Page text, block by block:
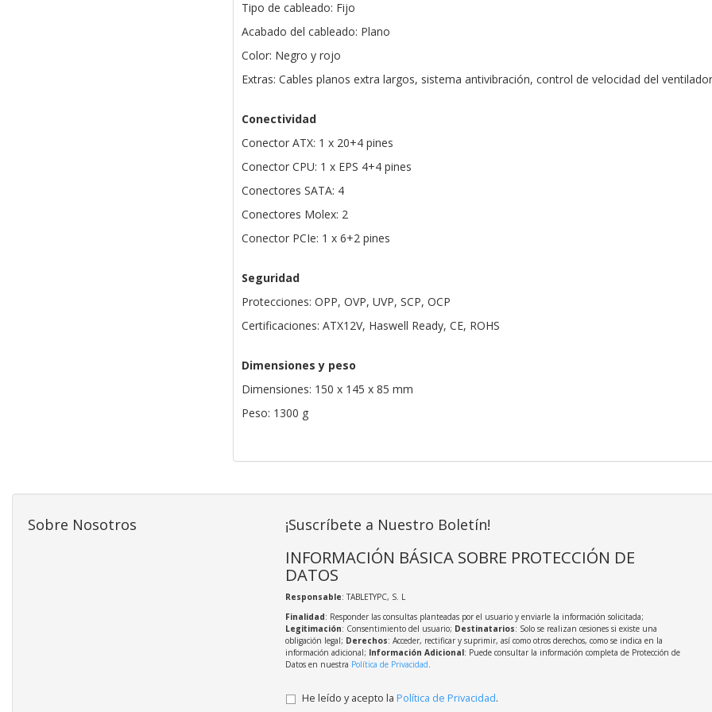
Tipo de cableado: Fijo
Acabado del cableado: Plano
Color: Negro y rojo
Extras: Cables planos extra largos, sistema antivibración, control de velocidad del ventilador
Conectividad
Conector ATX: 1 x 20+4 pines
Conector CPU: 1 x EPS 4+4 pines
Conectores SATA: 4
Conectores Molex: 2
Conector PCIe: 1 x 6+2 pines
Seguridad
Protecciones: OPP, OVP, UVP, SCP, OCP
Certificaciones: ATX12V, Haswell Ready, CE, ROHS
Dimensiones y peso
Dimensiones: 150 x 145 x 85 mm
Peso: 1300 g
Sobre Nosotros ¡Suscríbete a Nuestro Boletín!
INFORMACIÓN BÁSICA SOBRE PROTECCIÓN DE
DATOS
Responsable: TABLETYPC, S. L
Finalidad: Responder las consultas planteadas por el usuario y enviarle la información solicitada;
Legitimación: Consentimiento del usuario; Destinatarios: Solo se realizan cesiones si existe una
obligación legal; Derechos: Acceder, rectificar y suprimir, así como otros derechos, como se indica en la
información adicional; Información Adicional: Puede consultar la información completa de Protección de
Datos en nuestra Política de Privacidad.
He leído y acepto la Política de Privacidad.